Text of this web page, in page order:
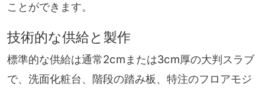
ことができます。
技術的な供給と製作
標準的な供給は通常2cmまたは3cm厚の大判スラブ
で、洗面化粧台、階段の踏み板、特注のフロアモジ